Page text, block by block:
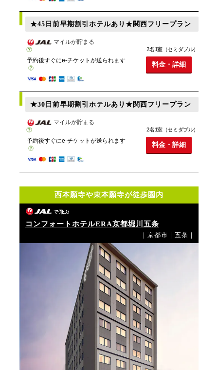
★45日前早期割引ホテルあり★関西フリープラン
マイルが貯まる
予約後すぐにe-チケットが送られます
2名1室（セミダブル）
料金・詳細
★30日前早期割引ホテルあり★関西フリープラン
マイルが貯まる
予約後すぐにe-チケットが送られます
2名1室（セミダブル）
料金・詳細
西本願寺や東本願寺が徒歩圏内
で飛ぶ
コンフォートホテルERA京都堀川五条
｜京都市｜五条｜